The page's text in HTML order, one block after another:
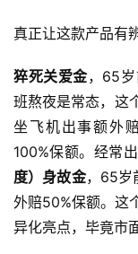
真正让这款产品有
猝死关爱金，65岁
班熬夜是常态，这
坐飞机出事额外
100%保额。经常
度）身故金，65岁
外赔50%保额。这
异化亮点，毕竟市